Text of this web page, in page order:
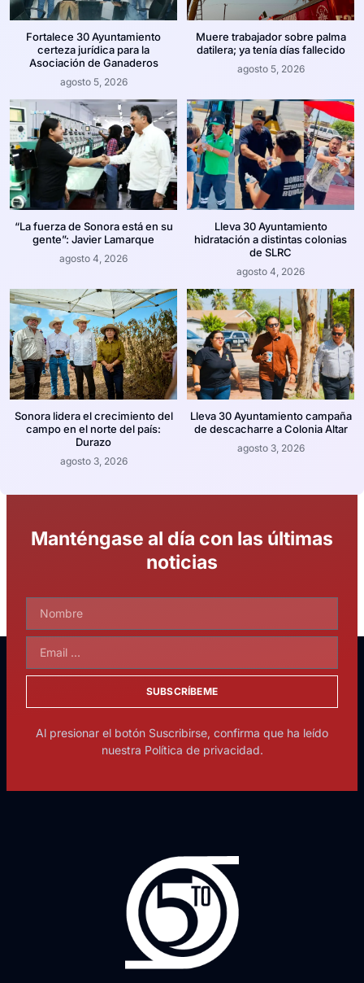
Fortalece 30 Ayuntamiento
certeza jurídica para la
Asociación de Ganaderos
agosto 5, 2026
Muere trabajador sobre palma
datilera; ya tenía días fallecido
agosto 5, 2026
“La fuerza de Sonora está en su
gente”: Javier Lamarque
agosto 4, 2026
Lleva 30 Ayuntamiento
hidratación a distintas colonias
de SLRC
agosto 4, 2026
Sonora lidera el crecimiento del
campo en el norte del país:
Durazo
agosto 3, 2026
Lleva 30 Ayuntamiento campaña
de descacharre a Colonia Altar
agosto 3, 2026
Manténgase al día con las últimas
noticias
SUBSCRÍBEME
Al presionar el botón Suscribirse, confirma que ha leído
nuestra Política de privacidad.